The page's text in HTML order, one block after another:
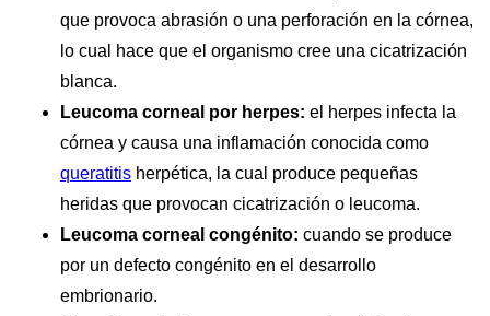
que provoca abrasión o una perforación en la córnea,
lo cual hace que el organismo cree una cicatrización
blanca.
Leucoma corneal por herpes: el herpes infecta la
córnea y causa una inflamación conocida como
queratitis herpética, la cual produce pequeñas
heridas que provocan cicatrización o leucoma.
Leucoma corneal congénito: cuando se produce
por un defecto congénito en el desarrollo
embrionario.